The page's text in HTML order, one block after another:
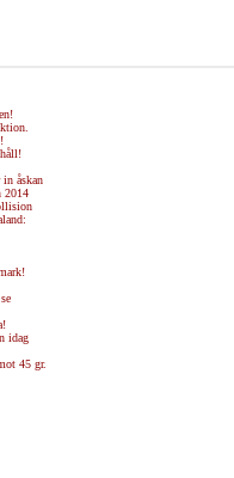
in åskan
2014
idag
45 gr.